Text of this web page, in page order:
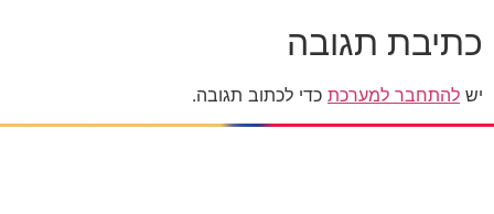
כתיבת תגובה
יש להתחבר למערכת כדי לכתוב תגובה.